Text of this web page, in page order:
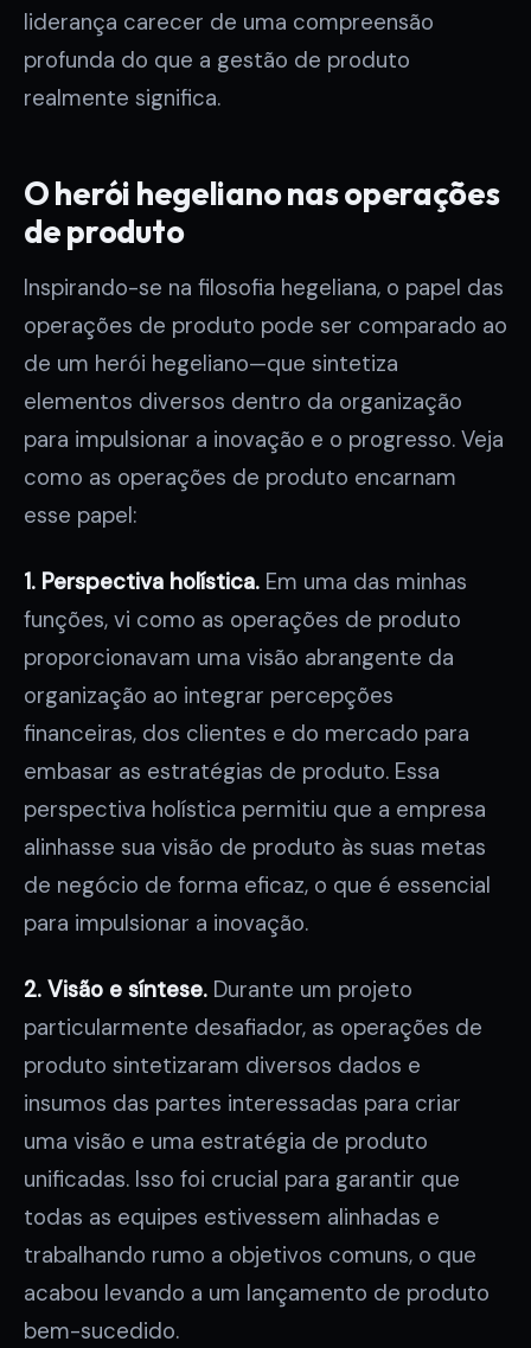
liderança carecer de uma compreensão
profunda do que a gestão de produto
realmente significa.
O herói hegeliano nas operações
de produto
Inspirando-se na filosofia hegeliana, o papel das
operações de produto pode ser comparado ao
de um herói hegeliano—que sintetiza
elementos diversos dentro da organização
para impulsionar a inovação e o progresso. Veja
como as operações de produto encarnam
esse papel:
1. Perspectiva holística. Em uma das minhas
funções, vi como as operações de produto
proporcionavam uma visão abrangente da
organização ao integrar percepções
financeiras, dos clientes e do mercado para
embasar as estratégias de produto. Essa
perspectiva holística permitiu que a empresa
alinhasse sua visão de produto às suas metas
de negócio de forma eficaz, o que é essencial
para impulsionar a inovação.
2. Visão e síntese. Durante um projeto
particularmente desafiador, as operações de
produto sintetizaram diversos dados e
insumos das partes interessadas para criar
uma visão e uma estratégia de produto
unificadas. Isso foi crucial para garantir que
todas as equipes estivessem alinhadas e
trabalhando rumo a objetivos comuns, o que
acabou levando a um lançamento de produto
bem-sucedido.